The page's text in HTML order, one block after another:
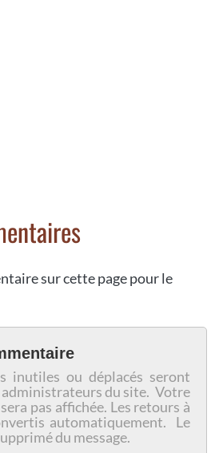
sur cette page pour le
inutiles ou déplacés seront
administrateurs du site. Votre
pas affichée. Les retours à
automatiquement. Le
du message.